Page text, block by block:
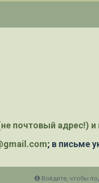
почтовый адрес!) и
; в письме
Войдите, чтобы